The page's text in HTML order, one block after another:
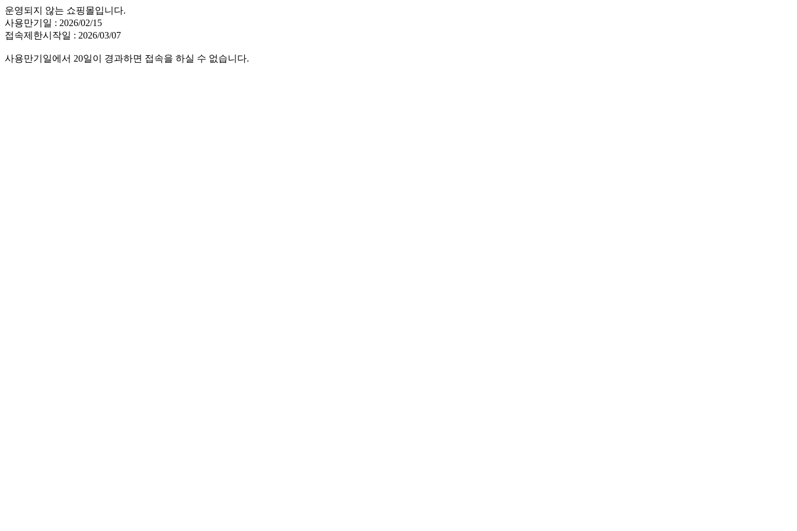
운영되지 않는 쇼핑몰입니다.
사용만기일 : 2026/02/15
접속제한시작일 : 2026/03/07
사용만기일에서 20일이 경과하면 접속을 하실 수 없습니다.